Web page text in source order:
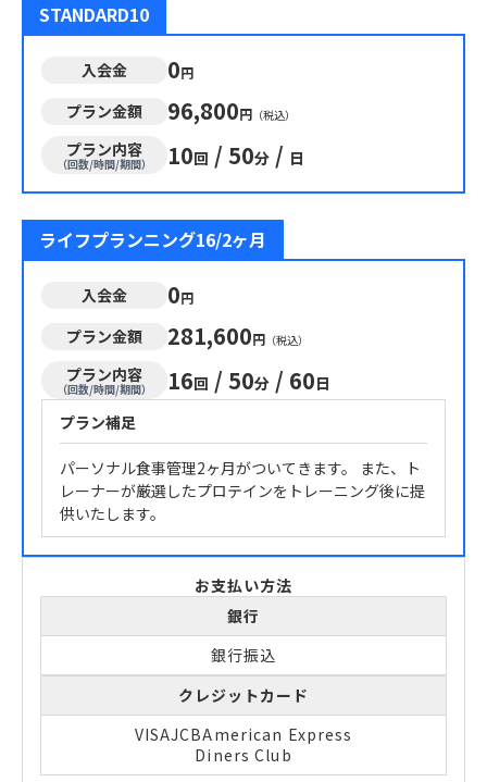
STANDARD10
入会金 0円
プラン金額 96,800円 （税込）
プラン内容
（回数/時間/期間） 10回 / 50分 / 日
ライフプランニング16/2ヶ月
入会金 0円
プラン金額 281,600円 （税込）
プラン内容
（回数/時間/期間） 16回 / 50分 / 60日
プラン補足
パーソナル食事管理2ヶ月がついてきます。 また、ト
レーナーが厳選したプロテインをトレーニング後に提
供いたします。
お支払い方法
銀行
銀行振込
クレジットカード
VISAJCBAmerican Express
Diners Club